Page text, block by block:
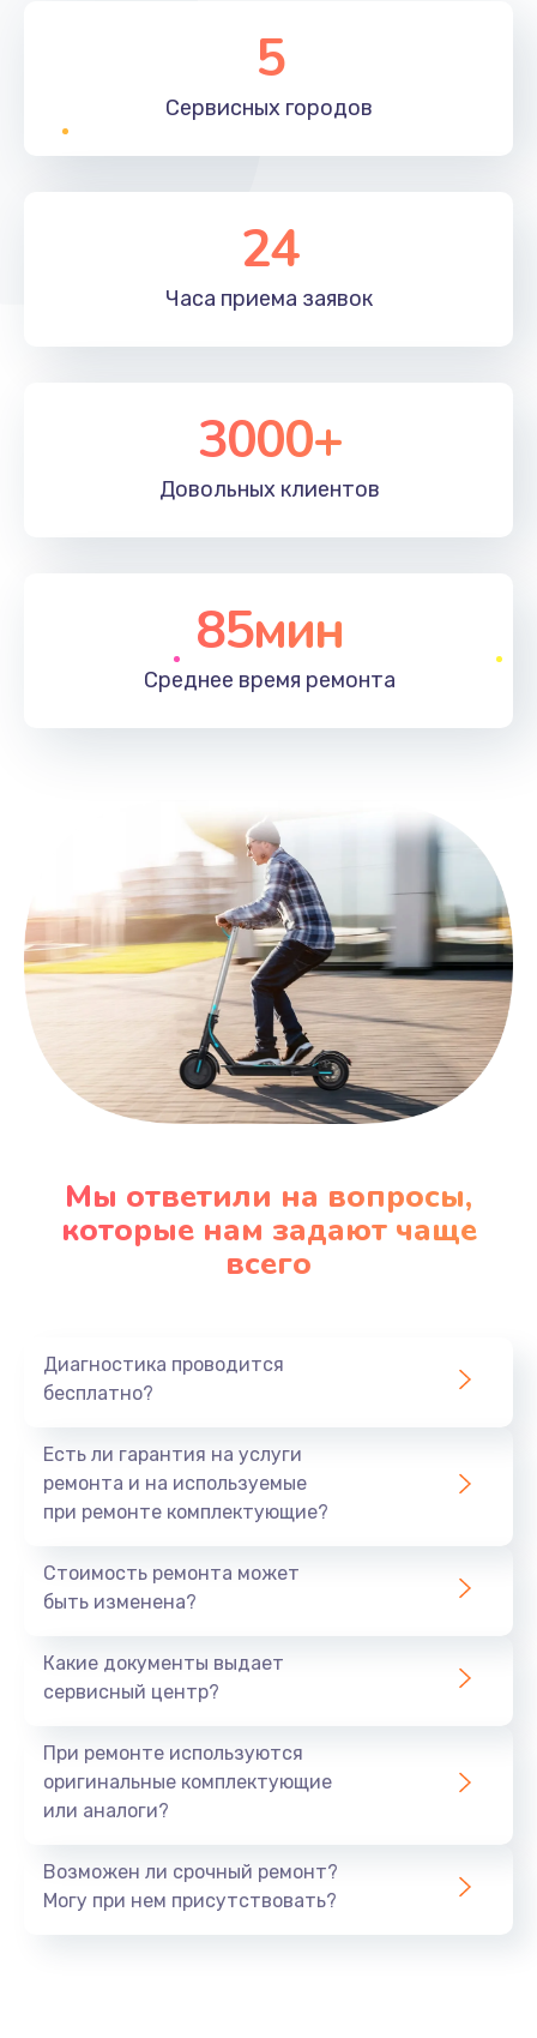
5
Сервисных городов
24
Часа приема заявок
3000+
Довольных клиентов
85мин
Среднее время ремонта
Мы ответили на вопросы,
которые нам задают чаще
всего
Диагностика проводится
бесплатно?
Есть ли гарантия на услуги
ремонта и на используемые
при ремонте комплектующие?
Стоимость ремонта может
быть изменена?
Какие документы выдает
сервисный центр?
При ремонте используются
оригинальные комплектующие
или аналоги?
Возможен ли срочный ремонт?
Могу при нем присутствовать?